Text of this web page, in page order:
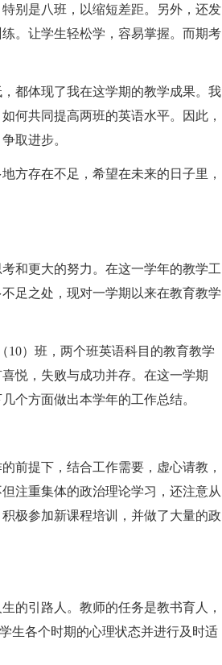
别是八班，以缩短差距。另外，还发
。让学生轻松学，容易掌握。而期考
都体现了我在这学期的教学成果。我
何共同提高两班的英语水平。因此，
取进步。
方存在不足，希望在未来的日子里，
和更大的努力。在这一学年的教学工
足之处，现对一学期以来在教育教学
10）班，两个班英语科目的教育教学
悦，失败与成功并存。在这一学期
个方面做出本学年的工作总结。
前提下，结合工作需要，虚心请教，
注重集体的政治理论学习，还注意从
极参加新课程培训，并做了大量的政
的引路人。教师的任务是教书育人，
生各个时期的心理状态并进行及时适